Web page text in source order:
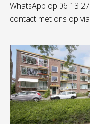
WhatsApp op 06 13
contact met ons op